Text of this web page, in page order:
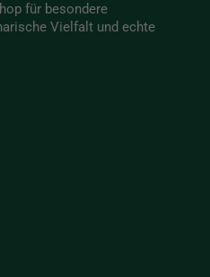
für besondere
Vielfalt und echte